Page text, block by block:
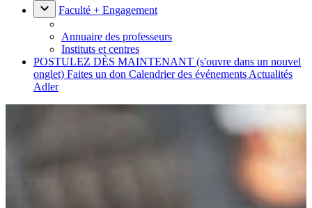
Faculté + Engagement
Annuaire des professeurs
Instituts et centres
POSTULEZ DÈS MAINTENANT (s'ouvre dans un nouvel
onglet) Faites un don Calendrier des événements Actualités
Adler